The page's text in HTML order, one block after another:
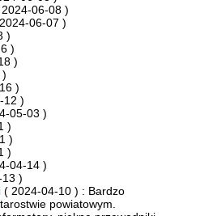
06-08 )
06-07 )
)
)
)
)
12 )
05-03 )
)
)
)
04-14 )
)
( 2024-04-10 ) : Bardzo
powiatowym.